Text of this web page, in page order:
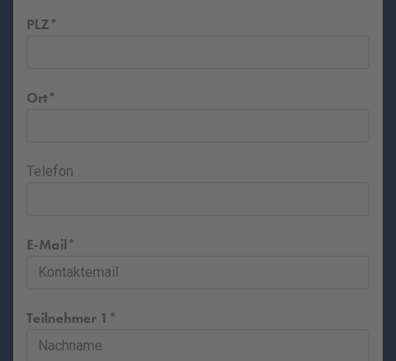
PLZ
Ort
Telefon
E-Mail
Teilnehmer 1